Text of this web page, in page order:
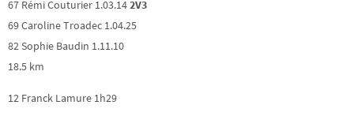
67 Rémi Couturier 1.03.142V3
69 Caroline Troadec 1.04.25
82 Sophie Baudin 1.11.10
18.5 km
12 Franck Lamure 1h29